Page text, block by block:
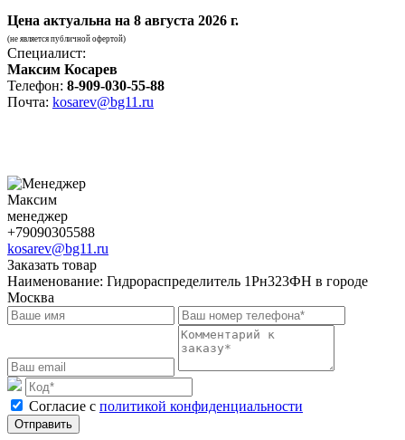
Цена актуальна на 8 августа 2026 г.
(не является публичной офертой)
Специалист:
Максим Косарев
Телефон: 8-909-030-55-88
Почта: kosarev@bg11.ru
Максим
менеджер
+79090305588
kosarev@bg11.ru
Заказать товар
Наименование: Гидрораспределитель 1Рн323ФН в городе
Москва
Cогласие с политикой конфиденциальности
Отправить